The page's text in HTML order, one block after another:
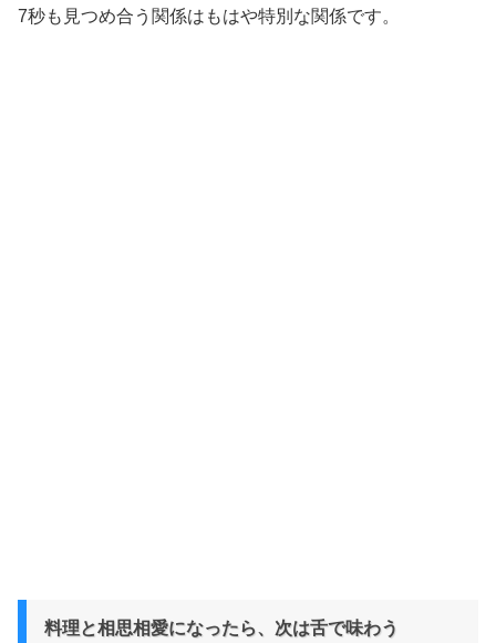
7秒も見つめ合う関係はもはや特別な関係です。
料理と相思相愛になったら、次は舌で味わう